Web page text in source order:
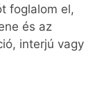
foglalom el,
és az
interjú vagy